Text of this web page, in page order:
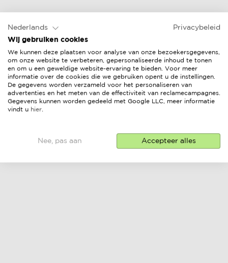
Nederlands
Privacybeleid
Wij gebruiken cookies
We kunnen deze plaatsen voor analyse van onze bezoekersgegevens,
om onze website te verbeteren, gepersonaliseerde inhoud te tonen
en om u een geweldige website-ervaring te bieden. Voor meer
informatie over de cookies die we gebruiken opent u de instellingen.
De gegevens worden verzameld voor het personaliseren van
advertenties en het meten van de effectiviteit van reclamecampagnes.
Gegevens kunnen worden gedeeld met Google LLC, meer informatie
vindt u hier
Nee, pas aan Accepteer alles